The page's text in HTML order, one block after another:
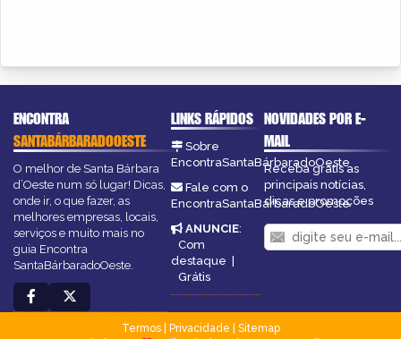
ENCONTRA
SANTABÁRBARADOOESTE
O melhor de Santa Bárbara
d’Oeste num só lugar! Dicas,
onde ir, o que fazer, as
melhores empresas, locais,
serviços e muito mais no
guia Encontra
SantaBárbaradoOeste.
LINKS RÁPIDOS
Sobre
EncontraSantaBárbaradoOeste
Fale com o
EncontraSantaBárbaradoOeste
ANUNCIE:
Com
destaque |
Grátis
NOVIDADES POR E-
MAIL
Receba grátis as
principais notícias,
dicas e promoções
Termos| Privacidade
Sitemap